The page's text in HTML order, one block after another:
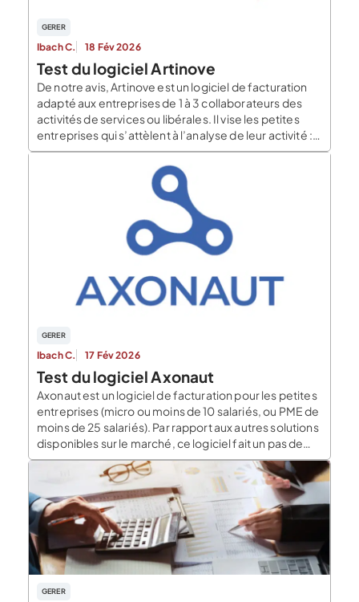
GERER
Ibach C. 18 Fév 2026
Test du logiciel Artinove
De notre avis, Artinove est un logiciel de facturation
adapté aux entreprises de 1 à 3 collaborateurs des
activités de services ou libérales. Il vise les petites
entreprises qui s’attèlent à l’analyse de leur activité :
comptabilité analytique et contrôle de gestion.
Pourquoi donner notre avis Qu’est-ce qu’un logiciel
de facturation : à quoi s’attendre ? Un logiciel […]
GERER
Ibach C. 17 Fév 2026
Test du logiciel Axonaut
Axonaut est un logiciel de facturation pour les petites
entreprises (micro ou moins de 10 salariés, ou PME de
moins de 25 salariés). Par rapport aux autres solutions
disponibles sur le marché, ce logiciel fait un pas de
côté, on apprécie le fait qu’il soit 100% français ! Il
propose des modules inédits en complément […]
GERER